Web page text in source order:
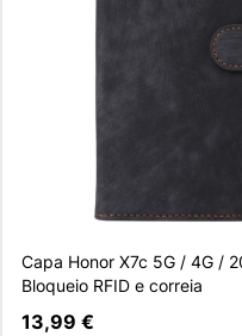
Capa Honor X7c 5G / 4G /
Bloqueio RFID e correia
13,99 €